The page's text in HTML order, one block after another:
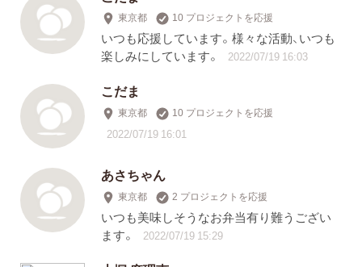
東京都 10 プロジェクトを応援
いつも応援しています。様々な活動、いつも
楽しみにしています。
2022/07/19 16:03
こだま
東京都 10 プロジェクトを応援
2022/07/19 16:01
あさちゃん
東京都 2 プロジェクトを応援
いつも美味しそうなお弁当有り難うござい
ます。
2022/07/19 15:29